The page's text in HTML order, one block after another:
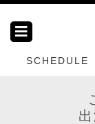
SCHEDULE